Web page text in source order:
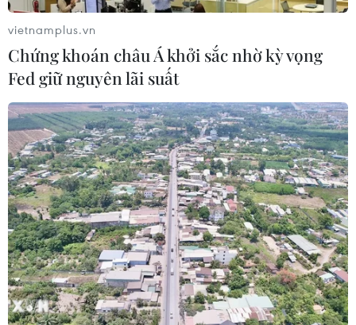
08/08/2026 23:59
Iceland trước cuộc trưng cầu ý dân
về nối lại đàm phán gia nhập EU
08/08/2026 07:54
Italy bác tối hậu thư của Tây Ban Nha
về kiểm soát biên giới
08/08/2026 07:27
EU triển khai mạng vệ tinh riêng,
củng cố chủ quyền số
vietnamplus.vn
Chứng khoán châu Á khởi sắc nhờ kỳ vọng
Fed giữ nguyên lãi suất